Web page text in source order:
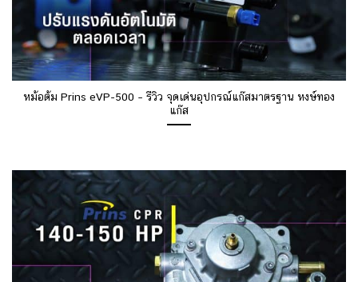
หม้อต้ม Prins eVP-500 – รีวิว จุดเด่นอุปกรณ์แก๊สมาตรฐาน หงษ์ทอง
แก๊ส